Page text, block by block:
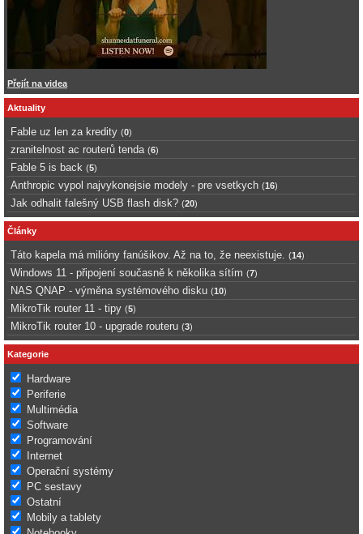
Přejít na videa
Aktuality
Fable uz len za kredity (0)
zranitelnost ac routerů tenda (6)
Fable 5 is back (5)
Anthropic vypol najvykonejsie modely - pre vsetkych (16)
Jak odhalit falešný USB flash disk? (20)
Články
Táto kapela má milióny fanúšikov. Až na to, že neexistuje. (14)
Windows 11 - připojení současně k několika sítím (7)
NAS QNAP - výměna systémového disku (10)
MikroTik router 11 - tipy (5)
MikroTik router 10 - upgrade routeru (3)
Kategorie
Hardware
Periferie
Multimédia
Software
Programování
Internet
Operační systémy
PC sestavy
Ostatní
Mobily a tablety